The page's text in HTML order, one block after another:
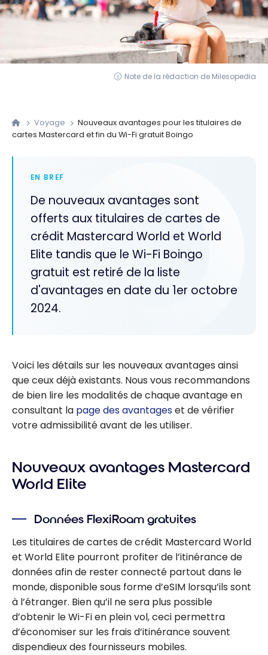
Note de la rédaction de Milesopedia
Voyage
Nouveaux avantages pour les titulaires de
cartes Mastercard et fin du Wi-Fi gratuit Boingo
EN BREF
De nouveaux avantages sont
offerts aux titulaires de cartes de
crédit Mastercard World et World
Elite tandis que le Wi-Fi Boingo
gratuit est retiré de la liste
d'avantages en date du 1er octobre
2024.
Voici les détails sur les nouveaux avantages ainsi
que ceux déjà existants. Nous vous recommandons
de bien lire les modalités de chaque avantage en
consultant la page des avantageset de vérifier
votre admissibilité avant de les utiliser.
Nouveaux avantages Mastercard
World Elite
Données FlexiRoam gratuites
Les titulaires de cartes de crédit Mastercard World
et World Elite pourront profiter de l’itinérance de
données afin de rester connecté partout dans le
monde, disponible sous forme d’eSIM lorsqu’ils sont
à l’étranger. Bien qu’il ne sera plus possible
d’obtenir le Wi-Fi en plein vol, ceci permettra
d’économiser sur les frais d’itinérance souvent
dispendieux des fournisseurs mobiles.